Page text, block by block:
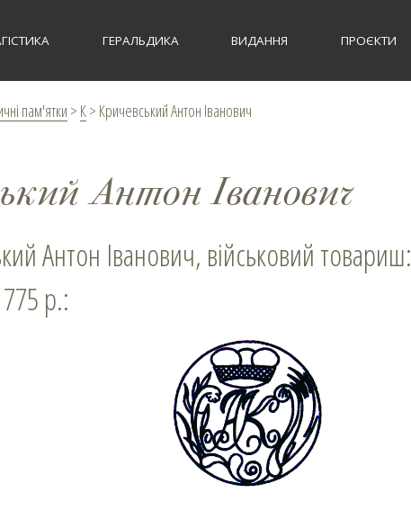
ГЕРАЛЬДИКА ВИДАННЯ ПРОЄКТИ
пам'ятки > К> Кричевський Антон Іванович
Антон Іванович
Антон Іванович, військовий товариш:
р.: